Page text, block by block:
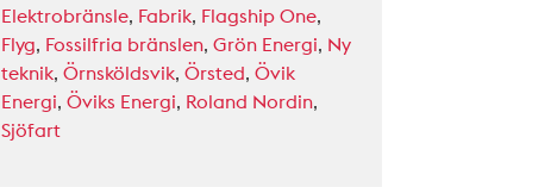
Elektrobränsle, Fabrik, Flagship One,
Flyg, Fossilfria bränslen, Grön Energi, Ny
teknik, Örnsköldsvik, Örsted, Övik
Energi, Öviks Energi, Roland Nordin,
Sjöfart